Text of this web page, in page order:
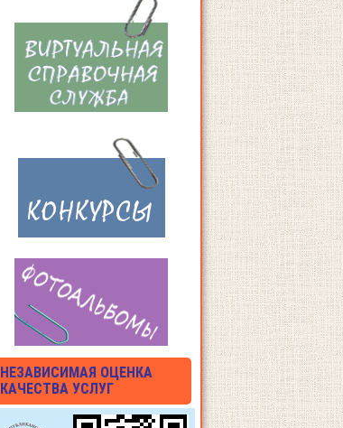
НЕЗАВИСИМАЯ ОЦЕНКА
КАЧЕСТВА УСЛУГ